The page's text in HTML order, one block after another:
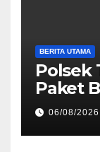
BERITA UTAMA
Polsek
Paket
Slum
81 RI
06/08/2026